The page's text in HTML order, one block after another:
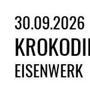
30.09.2026
EISENWERK